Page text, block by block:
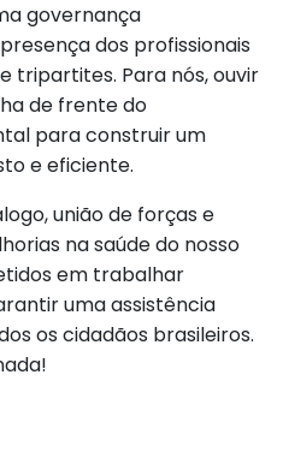
governança
dos profissionais
tripartites. Para nós, ouvir
de frente do
para construir um
e eficiente.
união de forças e
na saúde do nosso
em trabalhar
uma assistência
os cidadãos brasileiros.